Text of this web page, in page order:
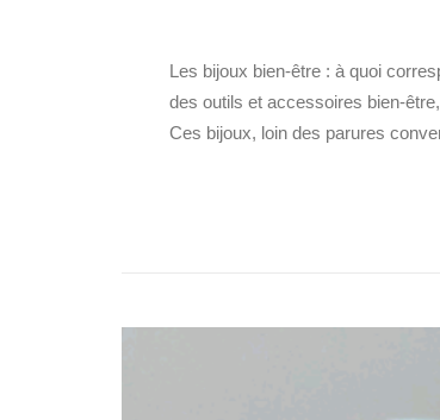
Les bijoux bien-être : à quoi
des outils et accessoires bien-
Ces bijoux, loin des parures